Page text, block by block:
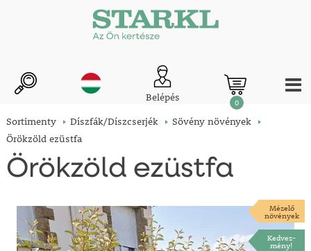
Belépés 0
Sortimenty Díszfák/Díszcserjék
Sövény növények
Örökzöld ezüstfa
Örökzöld ezüstfa
Mézelő
növények
Kedvez-
mény!